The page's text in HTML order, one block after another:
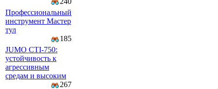
Профессиональный
инструмент Мастер
тул
185
JUMO CTI-750:
устойчивость к
агрессивным
средам и высоким
267